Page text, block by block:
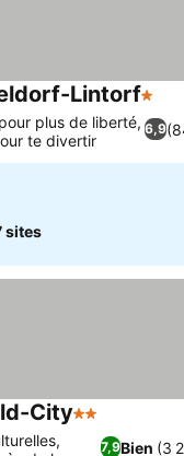
Lintorf1
6,9
plus de liberté,
te divertir
sites
City2 Étoiles
7,9Bien (3